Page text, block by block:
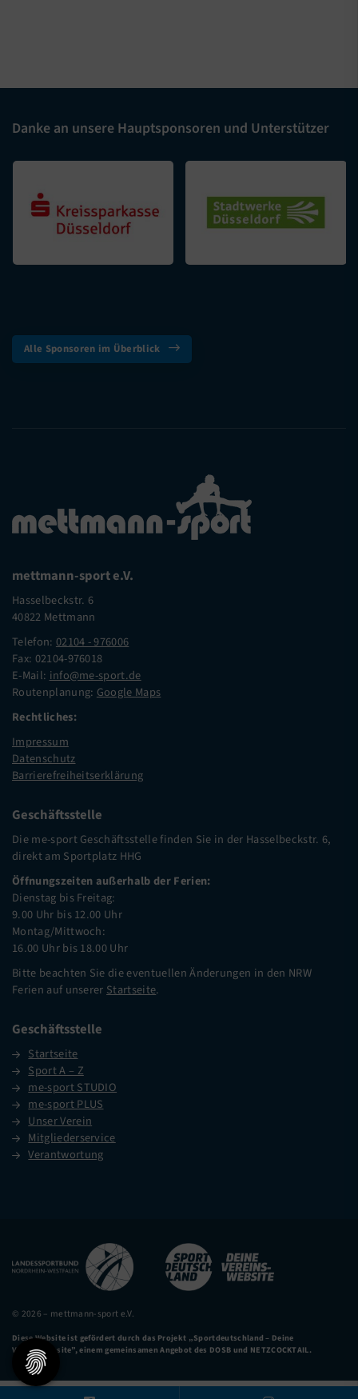
Danke an unsere Hauptsponsoren und Unterstützer
Alle Sponsoren im Überblick
mettmann-sport e.V.
Hasselbeckstr. 6
40822 Mettmann
Telefon: 02104 - 976006
Fax: 02104-976018
E-Mail: info@me-sport.de
Routenplanung: Google Maps
Rechtliches:
Impressum
Datenschutz
Barrierefreiheitserklärung
Geschäftsstelle
Die me-sport Geschäftsstelle finden Sie in der Hasselbeckstr. 6,
direkt am Sportplatz HHG
Öffnungszeiten außerhalb der Ferien:
Dienstag bis Freitag:
9.00 Uhr bis 12.00 Uhr
Montag/Mittwoch:
16.00 Uhr bis 18.00 Uhr
Bitte beachten Sie die eventuellen Änderungen in den NRW
Ferien auf unserer Startseite.
Geschäftsstelle
Startseite
Sport A – Z
me-sport STUDIO
me-sport PLUS
Unser Verein
Mitgliederservice
Verantwortung
© 2026 – mettmann-sport e.V.
Diese Website ist gefördert durch das Projekt „Sportdeutschland – Deine
Vereinswebsite”, einem gemeinsamen Angebot des DOSB und NETZCOCKTAIL.